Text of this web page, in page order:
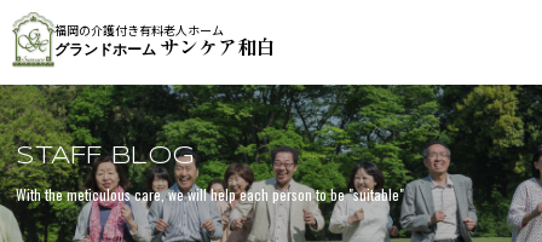
福岡の介護付き有料老人ホーム
グランドホーム サンケア和白
STAFF BLOG
With the meticulous care, we will help each person to be "suitable"